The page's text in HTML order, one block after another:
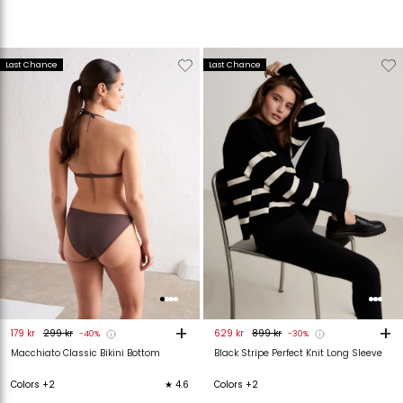
Last Chance
Toevoegen
verlanglijstje
verlanglijstje
Macchiato Classic Bikini Bottom
179 kr 299 kr -40% +
Colors +2 ★ 4.6
Last Chance
verlanglijstje
Black Stripe Perfect Knit Long Sleeve
629 kr 899 kr -30% +
Colors +2